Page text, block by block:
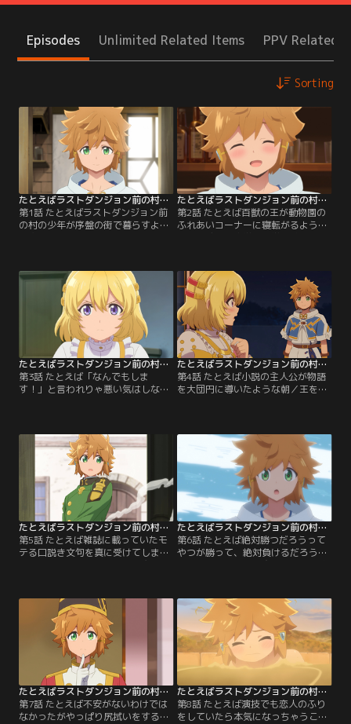
Episodes Unlimited Related Items PPV Related
Sorting
たとえばラストダンジョン前の村の少年が序盤の街で暮らすような物語 第01話
第1話 たとえばラストダンジョン前
の村の少年が序盤の街で暮らすよう
うになりたい彼はアザミ王国士官学
校の入学試験を受けに王都へとやっ
てきた。まずは村長の知り合いであ
るイーストサイドの魔女・マリーの
もとを訪れ身の上話をするが…。
【提供：バンダイチャンネル】
たとえばラストダンジョン前の村の少年が序盤の街で暮らすような物語 第02話
第2話 たとえば百獣の王が動物園の
ふれあいコーナーに寝転がるような
ることを決意し、アルバイト募集で
見つけた「クロムの食堂」へと向か
うのであった。だが、ロイドが落ち
るわけがないと考えていたセレン、
リホ、メルトファンはロイドの試験
解答を確かめる。【提供：バンダイ
チャンネル】
たとえばラストダンジョン前の村の少年が序盤の街で暮らすような物語 第03話
第3話 たとえば「なんでもしま
す！」と言われりゃ悪い気はしない
れをきっかけにマリーとクロム、か
つての主従は再会した。アザミ国王
を操り隣国ジオウへの宣戦布告をも
くろむ黒幕を止めるため二人は活動
を開始する。一方、セレンとリホは
王女探しの情報を求め…。【提供：
バンダイチャンネル】
たとえばラストダンジョン前の村の少年が序盤の街で暮らすような物語 第04話
第4話 たとえば小説の主人公が物語
を大団円に導いたような朝／王を操
に気づく。しかしそのとき、アバド
ンによってモンスター化されたメル
トファンにセレンたちは追い詰めら
れ、街はイナゴモンスターで溢れか
えり、楽しい建国祭は惨状に変わ
る。この絶体絶命の窮地に…。【提
供：バンダイチャンネル】
たとえばラストダンジョン前の村の少年が序盤の街で暮らすような物語 第05話
第5話 たとえば雑誌に載っていたモ
テる口説き文句を真に受けてしまっ
ロクジョウ魔術学園との交流試合に
向けて、魔術を磨く士官候補生だ
が、そこへロクジョウの学園長であ
るロールが現れる。彼女とは旧知の
仲のリホだが久々の再会なのになぜ
か浮かない顔をする。【提供：バン
ダイチャンネル】
たとえばラストダンジョン前の村の少年が序盤の街で暮らすような物語 第06話
第6話 たとえば絶対勝つだろうって
やつが勝って、絶対負けるだろうっ
って、ロールは自らが試合に出場す
ることを宣言する。コリンは向こう
のルール違反に対抗し禁じ手にして
いたロイドの出場を決断。そしてあ
る事情で負けられないリホはコリン
に回復魔法を…。【提供：バンダイ
チャンネル】
たとえばラストダンジョン前の村の少年が序盤の街で暮らすような物語 第07話
第7話 たとえば不安がないわけでは
なかったがやっぱり尻拭いをするの
たとえばラストダンジョン前の村の少年が序盤の街で暮らすような物語 第08話
第8話 たとえば演技でも恋人のふり
をしていたら本気になっちゃうこと